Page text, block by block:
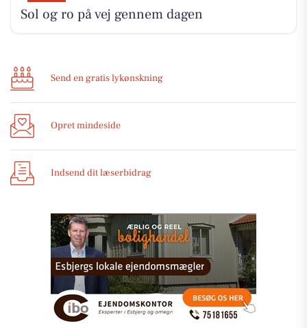
Sol og ro på vej gennem dagen
Send en gratis lykønskning
Opret mindeside
Indsend dit læserbidrag